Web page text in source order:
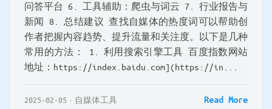
问答平台 6. 工具辅助：爬虫与词云 7. 行业报告与
新闻 8. 总结建议 查找自媒体的热度词可以帮助创
作者把握内容趋势、提升流量和关注度。以下是几种
常用的方法： 1. 利用搜索引擎工具 百度指数网站
地址：https://index.baidu.com](https://in...
2025-02-05 自媒体工具 Read More